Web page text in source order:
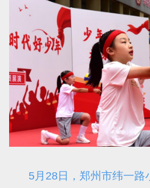
5月28日，郑州市纬一路